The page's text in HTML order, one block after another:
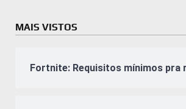
MAIS VISTOS
Fortnite: Requisitos mínimos pra